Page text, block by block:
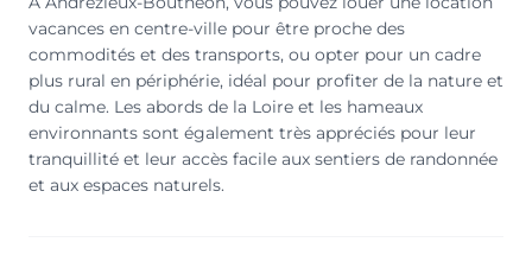
vacances en centre-ville pour être proche des
commodités et des transports, ou opter pour un cadre
plus rural en périphérie, idéal pour profiter de la nature et
du calme. Les abords de la Loire et les hameaux
environnants sont également très appréciés pour leur
tranquillité et leur accès facile aux sentiers de randonnée
et aux espaces naturels.